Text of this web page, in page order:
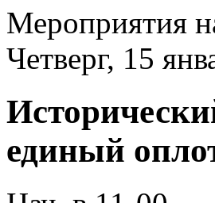
Мероприятия
Четверг, 15
единый